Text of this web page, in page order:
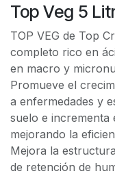
Top Veg 5
TOP VEG de Top
completo rico en
en macro y
Promueve el
a enfermedades y
suelo e incrementa
mejorando la
Mejora la
de retención de